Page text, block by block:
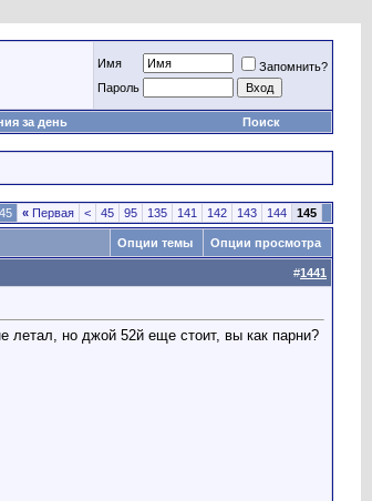
Имя
Запомнить?
Пароль
за день Поиск
« Первая < 45 95 135 141 142 143 144 145
Опции темы Опции просмотра
#1441
летал, но джой 52й еще стоит, вы как парни?